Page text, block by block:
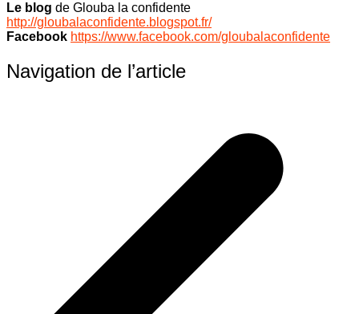
Le blog de Glouba la confidente
http://gloubalaconfidente.blogspot.fr/
Facebook https://www.facebook.com/gloubalaconfidente
Navigation de l’article